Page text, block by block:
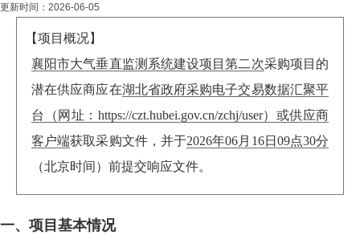
更新时间：2026-06-05
【项目概况】
襄阳市大气垂直监测系统建设项目第二次采购项目的
潜在供应商应在湖北省政府采购电子交易数据汇聚平
台（网址：https://czt.hubei.gov.cn/zchj/user）或供应商
客户端获取采购文件，并于2026年06月16日09点30分
（北京时间）前提交响应文件。
一、项目基本情况